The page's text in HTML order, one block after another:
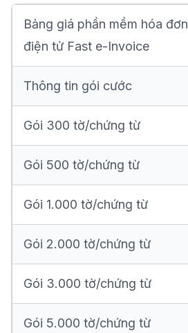
Bảng giá phần mềm hóa đơn
điện tử Fast e-Invoice
Thông tin gói cước
Gói 300 tờ/chứng từ
Gói 500 tờ/chứng từ
Gói 1.000 tờ/chứng từ
Gói 2.000 tờ/chứng từ
Gói 3.000 tờ/chứng từ
Gói 5.000 tờ/chứng từ